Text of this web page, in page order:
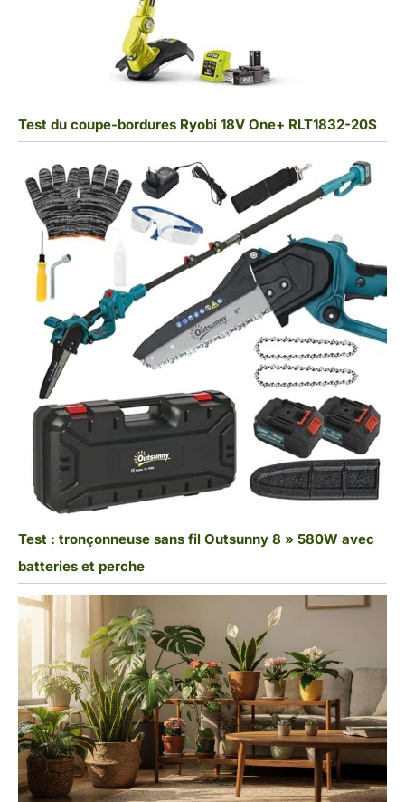
Test du coupe-bordures Ryobi 18V One+ RLT1832-20S
Test : tronçonneuse sans fil Outsunny 8 » 580W avec
batteries et perche